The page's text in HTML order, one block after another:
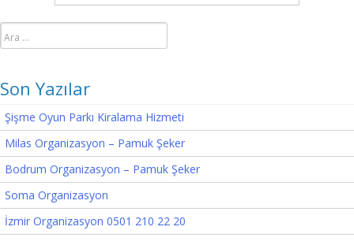
Son Yazılar
Şişme Oyun Parkı Kiralama Hizmeti
Milas Organizasyon – Pamuk Şeker
Bodrum Organizasyon – Pamuk Şeker
Soma Organizasyon
İzmir Organizasyon 0501 210 22 20